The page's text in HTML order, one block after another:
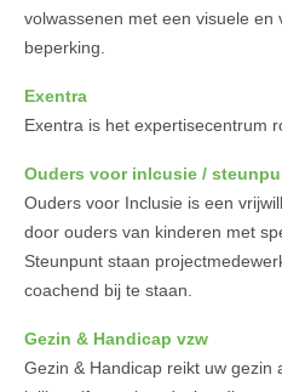
volwassenen met een visuele en
beperking.
Exentra
Exentra is het expertisecentrum
Ouders voor inlcusie /
Ouders voor Inclusie is een
door ouders van kinderen met
Steunpunt staan
coachend bij te staan.
Gezin & Handicap vzw
Gezin & Handicap reikt uw gezin